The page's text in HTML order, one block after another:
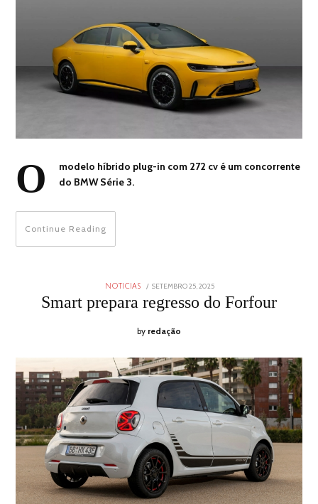
O
modelo híbrido plug-in com 272 cv é um concorrente
do BMW Série 3.
Continue Reading
NOTICIAS
POSTED
SETEMBRO 25, 2025
2025
Smart prepara regresso do Forfour
by redação